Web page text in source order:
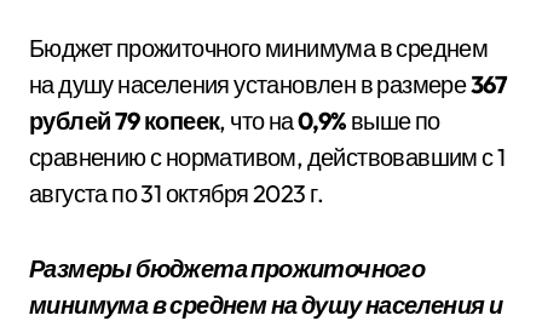
Бюджет прожиточного минимума в среднем
на душу населения установлен в размере367
рублей 79 копеек, что на0,9% выше по
сравнению с нормативом, действовавшим с 1
августа по 31 октября 2023 г.
Размеры бюджета прожиточного
минимума в среднем на душу населения и